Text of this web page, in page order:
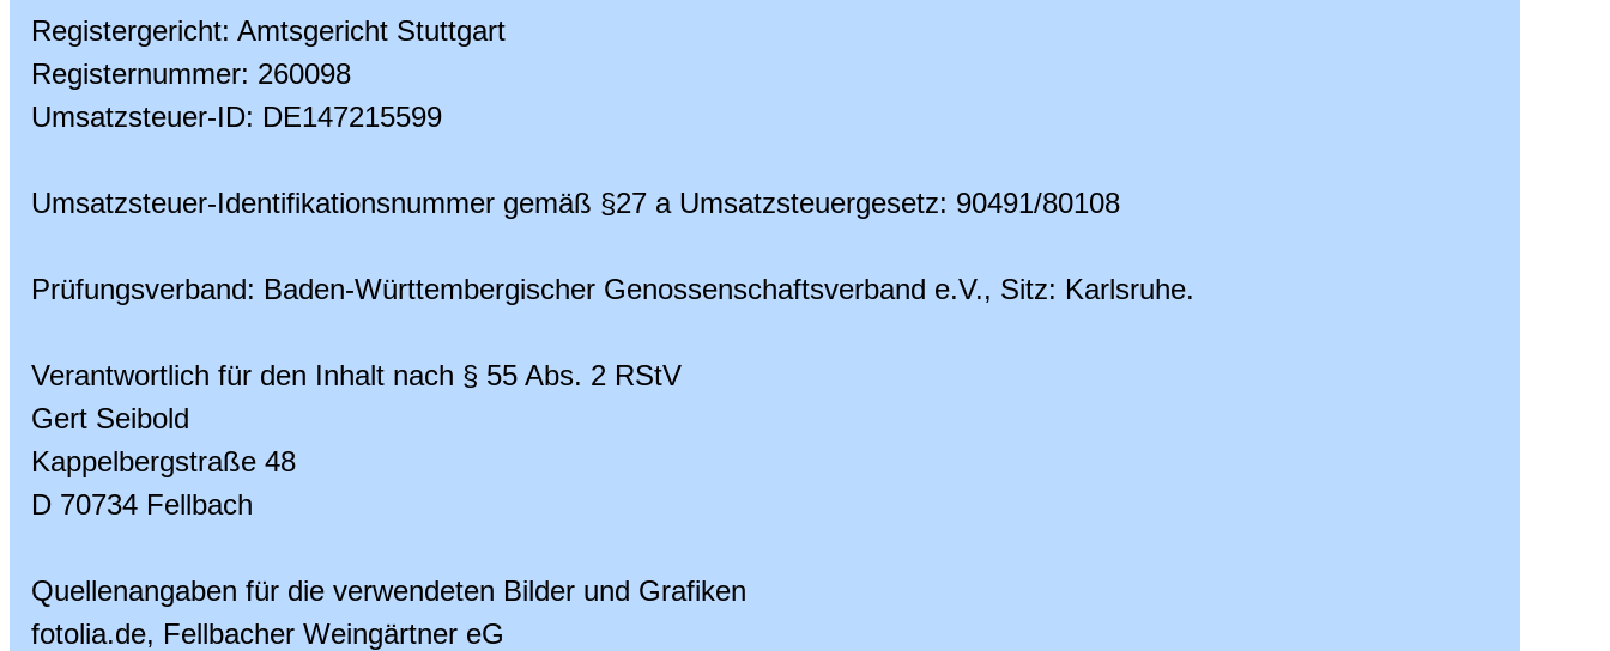
Registergericht: Amtsgericht Stuttgart
Registernummer: 260098
Umsatzsteuer-ID: DE147215599
Umsatzsteuer-Identifikationsnummer gemäß §27 a Umsatzsteuergesetz: 90491/80108
Prüfungsverband: Baden-Württembergischer Genossenschaftsverband e.V., Sitz: Karlsruhe.
Verantwortlich für den Inhalt nach § 55 Abs. 2 RStV
Gert Seibold
Kappelbergstraße 48
D 70734 Fellbach
Quellenangaben für die verwendeten Bilder und Grafiken
fotolia.de, Fellbacher Weingärtner eG